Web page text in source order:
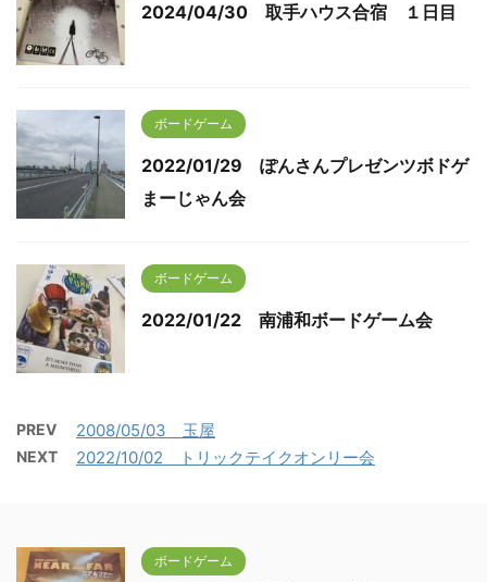
2024/04/30 取手ハウス合宿 １日目
ボードゲーム
2022/01/29 ぽんさんプレゼンツボドゲ
まーじゃん会
ボードゲーム
2022/01/22 南浦和ボードゲーム会
PREV 2008/05/03 玉屋
NEXT 2022/10/02 トリックテイクオンリー会
ボードゲーム